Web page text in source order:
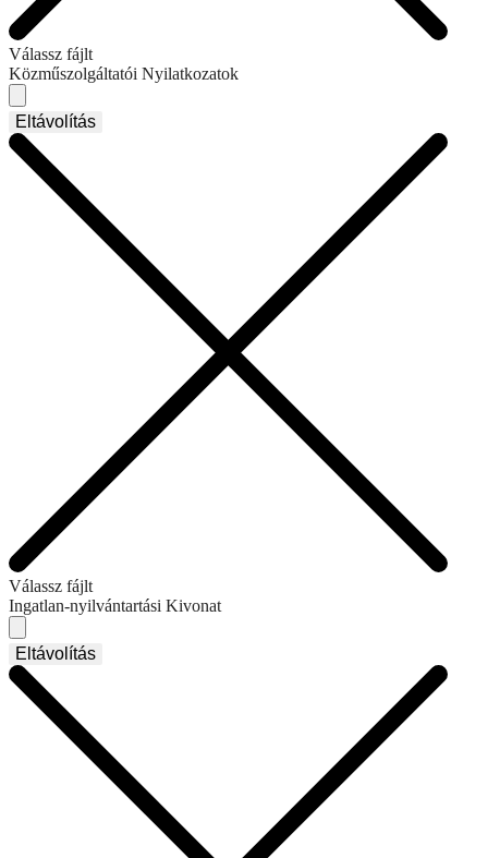
Válassz fájlt
Közműszolgáltatói Nyilatkozatok
Eltávolítás
Válassz fájlt
Ingatlan-nyilvántartási Kivonat
Eltávolítás